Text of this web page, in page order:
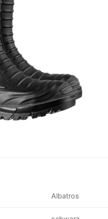
Albatros